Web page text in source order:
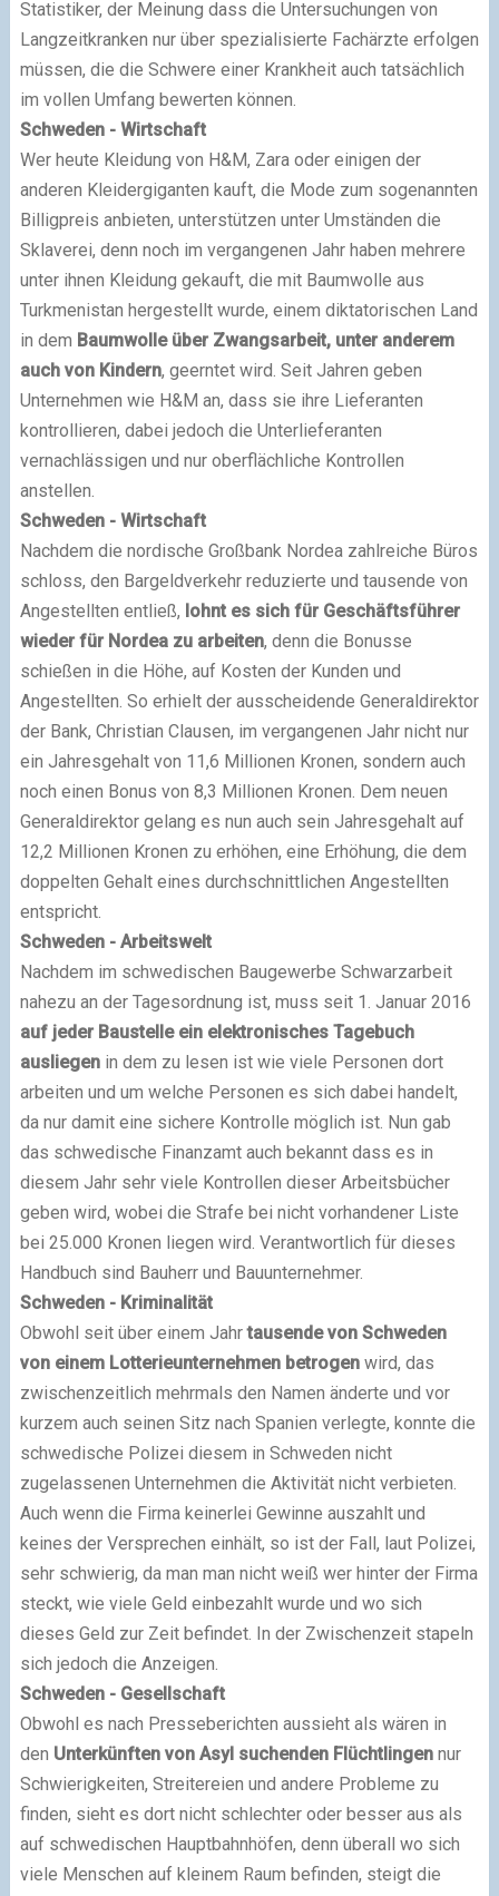
Statistiker, der Meinung dass die Untersuchungen von
Langzeitkranken nur über spezialisierte Fachärzte erfolgen
müssen, die die Schwere einer Krankheit auch tatsächlich
im vollen Umfang bewerten können.
Schweden - Wirtschaft
Wer heute Kleidung von H&M, Zara oder einigen der
anderen Kleidergiganten kauft, die Mode zum sogenannten
Billigpreis anbieten, unterstützen unter Umständen die
Sklaverei, denn noch im vergangenen Jahr haben mehrere
unter ihnen Kleidung gekauft, die mit Baumwolle aus
Turkmenistan hergestellt wurde, einem diktatorischen Land
in dem Baumwolle über Zwangsarbeit, unter anderem
auch von Kindern, geerntet wird. Seit Jahren geben
Unternehmen wie H&M an, dass sie ihre Lieferanten
kontrollieren, dabei jedoch die Unterlieferanten
vernachlässigen und nur oberflächliche Kontrollen
anstellen.
Schweden - Wirtschaft
Nachdem die nordische Großbank Nordea zahlreiche Büros
schloss, den Bargeldverkehr reduzierte und tausende von
Angestellten entließ, lohnt es sich für Geschäftsführer
wieder für Nordea zu arbeiten, denn die Bonusse
schießen in die Höhe, auf Kosten der Kunden und
Angestellten. So erhielt der ausscheidende Generaldirektor
der Bank, Christian Clausen, im vergangenen Jahr nicht nur
ein Jahresgehalt von 11,6 Millionen Kronen, sondern auch
noch einen Bonus von 8,3 Millionen Kronen. Dem neuen
Generaldirektor gelang es nun auch sein Jahresgehalt auf
12,2 Millionen Kronen zu erhöhen, eine Erhöhung, die dem
doppelten Gehalt eines durchschnittlichen Angestellten
entspricht.
Schweden - Arbeitswelt
Nachdem im schwedischen Baugewerbe Schwarzarbeit
nahezu an der Tagesordnung ist, muss seit 1. Januar 2016
auf jeder Baustelle ein elektronisches Tagebuch
ausliegenin dem zu lesen ist wie viele Personen dort
arbeiten und um welche Personen es sich dabei handelt,
da nur damit eine sichere Kontrolle möglich ist. Nun gab
das schwedische Finanzamt auch bekannt dass es in
diesem Jahr sehr viele Kontrollen dieser Arbeitsbücher
geben wird, wobei die Strafe bei nicht vorhandener Liste
bei 25.000 Kronen liegen wird. Verantwortlich für dieses
Handbuch sind Bauherr und Bauunternehmer.
Schweden - Kriminalität
Obwohl seit über einem Jahrtausende von Schweden
von einem Lotterieunternehmen betrogenwird, das
zwischenzeitlich mehrmals den Namen änderte und vor
kurzem auch seinen Sitz nach Spanien verlegte, konnte die
schwedische Polizei diesem in Schweden nicht
zugelassenen Unternehmen die Aktivität nicht verbieten.
Auch wenn die Firma keinerlei Gewinne auszahlt und
keines der Versprechen einhält, so ist der Fall, laut Polizei,
sehr schwierig, da man man nicht weiß wer hinter der Firma
steckt, wie viele Geld einbezahlt wurde und wo sich
dieses Geld zur Zeit befindet. In der Zwischenzeit stapeln
sich jedoch die Anzeigen.
Schweden - Gesellschaft
Obwohl es nach Presseberichten aussieht als wären in
den Unterkünften von Asyl suchenden Flüchtlingennur
Schwierigkeiten, Streitereien und andere Probleme zu
finden, sieht es dort nicht schlechter oder besser aus als
auf schwedischen Hauptbahnhöfen, denn überall wo sich
viele Menschen auf kleinem Raum befinden, steigt die